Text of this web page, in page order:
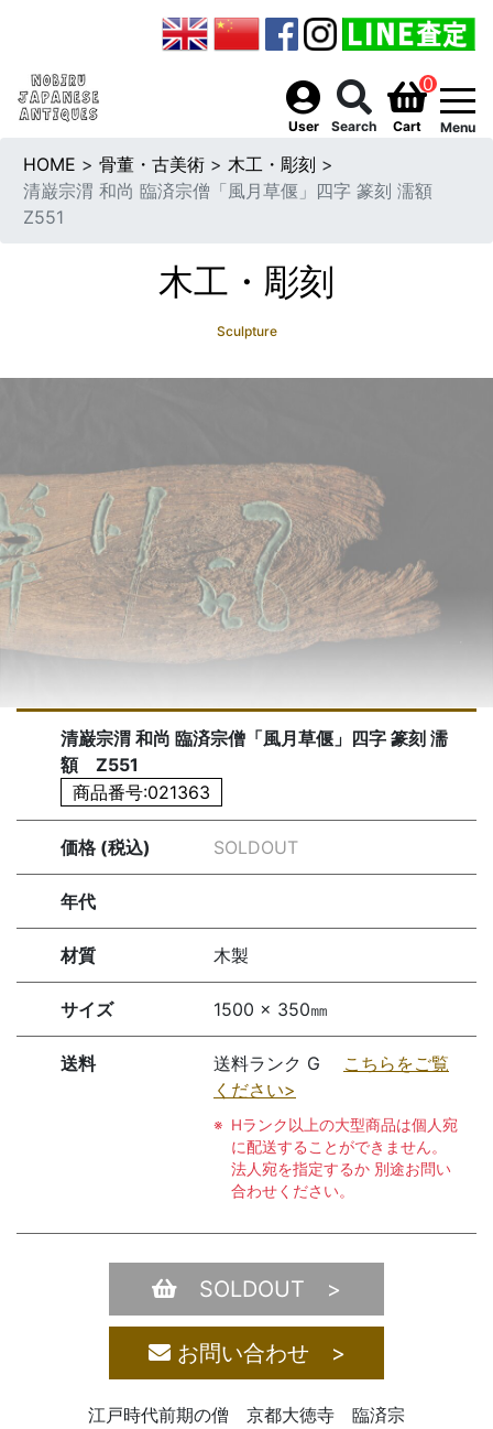
User Search
0
Cart Menu
HOME > 骨董・古美術 > 木工・彫刻 >
清巌宗渭 和尚 臨済宗僧「風月草偃」四字 篆刻 濡額
Z551
木工・彫刻
Sculpture
清巌宗渭 和尚 臨済宗僧「風月草偃」四字 篆刻 濡
額 Z551
商品番号:021363
価格 (税込) SOLDOUT
年代
材質 木製
サイズ 1500 × 350㎜
送料 送料ランク G こちらをご覧
ください>
Hランク以上の大型商品は個人宛
に配送することができません。
法人宛を指定するか 別途お問い
合わせください。
SOLDOUT >
お問い合わせ >
江戸時代前期の僧 京都大徳寺 臨済宗